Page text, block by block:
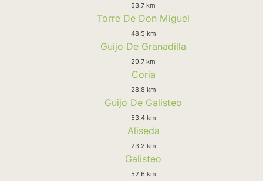
53.7 km
Torre De Don Miguel
48.5 km
Guijo De Granadilla
29.7 km
Coria
28.8 km
Guijo De Galisteo
53.4 km
Aliseda
23.2 km
Galisteo
52.6 km